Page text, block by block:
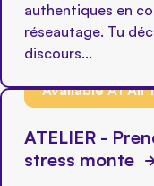
authentiques en
réseautage. Tu
discours...
Available At All
ATELIER -
stress monte